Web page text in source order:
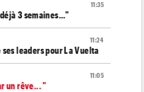
11:35
3 semaines..."
11:24
leaders pour La Vuelta
11:05
un rêve... "